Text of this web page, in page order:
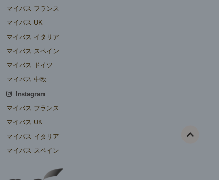
マイバス フランス
マイバス UK
マイバス イタリア
マイバス スペイン
マイバス ドイツ
マイバス 中欧
Instagram
マイバス フランス
マイバス UK
マイバス イタリア
マイバス スペイン